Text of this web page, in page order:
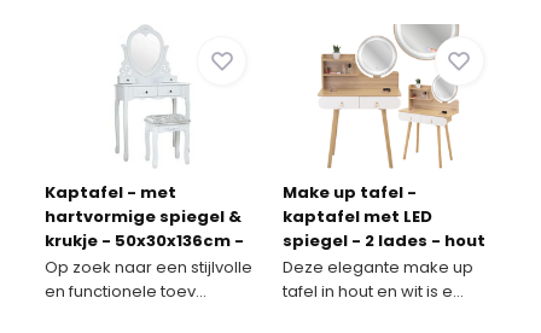
Kaptafel - met
hartvormige spiegel &
krukje - 50x30x136cm -
wit
Op zoek naar een stijlvolle
en functionele toev...
Make up tafel -
kaptafel met LED
spiegel - 2 lades - hout
wit
Deze elegante make up
tafel in hout en wit is e...